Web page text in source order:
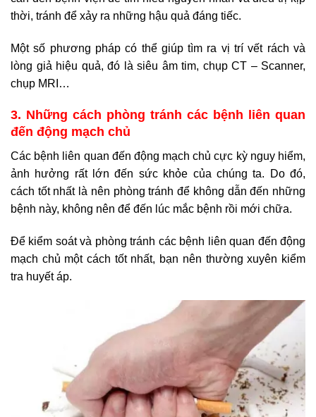
thời, tránh để xảy ra những hậu quả đáng tiếc.
Một số phương pháp có thể giúp tìm ra vị trí vết rách và
lòng giả hiệu quả, đó là siêu âm tim, chụp CT – Scanner,
chụp MRI…
3. Những cách phòng tránh các bệnh liên quan
đến động mạch chủ
Các bệnh liên quan đến động mạch chủ cực kỳ nguy hiểm,
ảnh hưởng rất lớn đến sức khỏe của chúng ta. Do đó,
cách tốt nhất là nên phòng tránh để không dẫn đến những
bệnh này, không nên để đến lúc mắc bệnh rồi mới chữa.
Để kiểm soát và phòng tránh các bệnh liên quan đến động
mạch chủ một cách tốt nhất, bạn nên thường xuyên kiểm
tra huyết áp.